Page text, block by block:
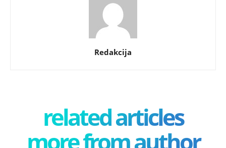
Redakcija
related articles
more from author